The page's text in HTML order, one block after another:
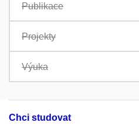
Publikace
Projekty
Výuka
Chci studovat